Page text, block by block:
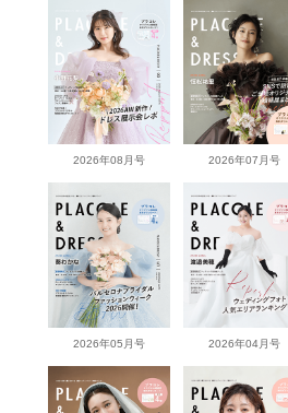
2026年08月号 2026年07月号
2026年05月号 2026年04月号